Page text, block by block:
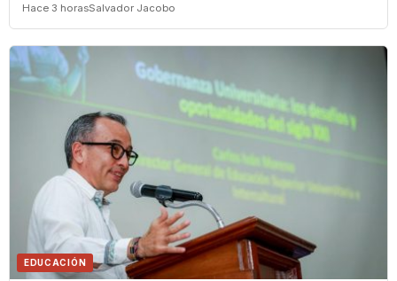
Hace 3 horasSalvador Jacobo
EDUCACIÓN